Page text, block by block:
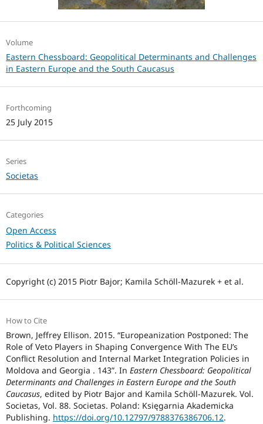
Volume
Eastern Chessboard: Geopolitical Determinants and Challenges
in Eastern Europe and the South Caucasus
Forthcoming
25 July 2015
Series
Societas
Categories
Open Access
Politics & Political Sciences
Copyright (c) 2015 Piotr Bajor; Kamila Schöll-Mazurek + et al.
How to Cite
Brown, Jeffrey Ellison. 2015. “Europeanization Postponed: The
Role of Veto Players in Shaping Convergence With The EU’s
Conflict Resolution and Internal Market Integration Policies in
Moldova and Georgia . 143”. In Eastern Chessboard: Geopolitical
Determinants and Challenges in Eastern Europe and the South
Caucasus, edited by Piotr Bajor and Kamila Schöll-Mazurek. Vol.
Societas, Vol. 88. Societas. Poland: Księgarnia Akademicka
Publishing. https://doi.org/10.12797/9788376386706.12.